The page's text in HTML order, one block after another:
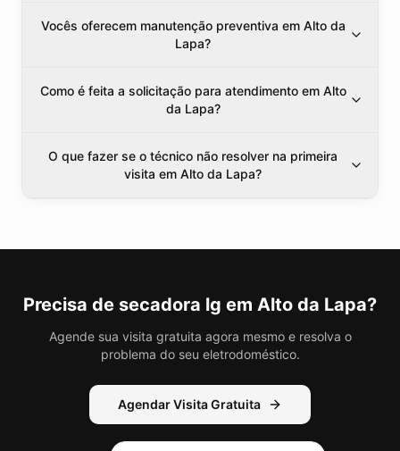
Vocês oferecem manutenção preventiva em Alto da
Lapa?
Como é feita a solicitação para atendimento em Alto
da Lapa?
O que fazer se o técnico não resolver na primeira
visita em Alto da Lapa?
Precisa de secadora lg em Alto da Lapa?
Agende sua visita gratuita agora mesmo e resolva o
problema do seu eletrodoméstico.
Agendar Visita Gratuita